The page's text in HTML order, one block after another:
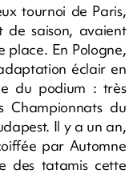
tournoi de Paris,
de saison, avaient
place. En Pologne,
éclair en
du podium : très
Championnats du
Il y a un an,
par Automne
des tatamis cette